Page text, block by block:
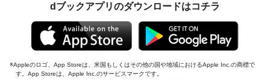
dブックアプリのダウンロードはコチラ
Appleのロゴ、App Storeは、米国もしくはその他の国や地域におけるApple Inc.の商標で
す。App Storeは、Apple Inc.のサービスマークです。